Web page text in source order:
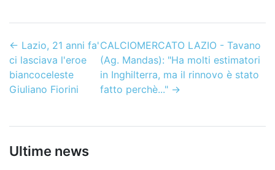
← Lazio, 21 anni fa'
ci lasciava l'eroe
biancoceleste
Giuliano Fiorini
CALCIOMERCATO LAZIO - Tavano
(Ag. Mandas): "Ha molti estimatori
in Inghilterra, ma il rinnovo è stato
fatto perchè..."→
Ultime news